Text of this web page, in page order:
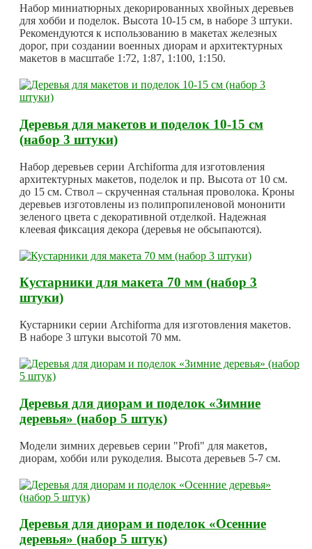
Набор миниатюрных декорированных хвойных деревьев
для хобби и поделок. Высота 10-15 см, в наборе 3 штуки.
Рекомендуются к использованию в макетах железных
дорог, при создании военных диорам и архитектурных
макетов в масштабе 1:72, 1:87, 1:100, 1:150.
Деревья для макетов и поделок 10-15 см
(набор 3 штуки)
Набор деревьев серии Archiforma для изготовления
архитектурных макетов, поделок и пр. Высота от 10 см.
до 15 см. Ствол – скрученная стальная проволока. Кроны
деревьев изготовлены из полипропиленовой мононити
зеленого цвета с декоративной отделкой. Надежная
клеевая фиксация декора (деревья не обсыпаются).
Кустарники для макета 70 мм (набор 3
штуки)
Кустарники серии Archiforma для изготовления макетов.
В наборе 3 штуки высотой 70 мм.
Деревья для диорам и поделок «Зимние
деревья» (набор 5 штук)
Модели зимних деревьев серии "Profi" для макетов,
диорам, хобби или рукоделия. Высота деревьев 5-7 см.
Деревья для диорам и поделок «Осенние
деревья» (набор 5 штук)